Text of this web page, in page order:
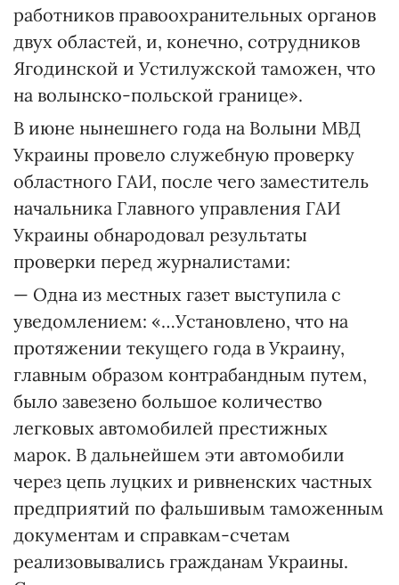
работников правоохранительных органов
двух областей, и, конечно, сотрудников
Ягодинской и Устилужской таможен, что
на волынско-польской границе».
В июне нынешнего года на Волыни МВД
Украины провело служебную проверку
областного ГАИ, после чего заместитель
начальника Главного управления ГАИ
Украины обнародовал результаты
проверки перед журналистами:
— Одна из местных газет выступила с
уведомлением: «…Установлено, что на
протяжении текущего года в Украину,
главным образом контрабандным путем,
было завезено большое количество
легковых автомобилей престижных
марок. В дальнейшем эти автомобили
через цепь луцких и ривненских частных
предприятий по фальшивым таможенным
документам и справкам-счетам
реализовывались гражданам Украины.